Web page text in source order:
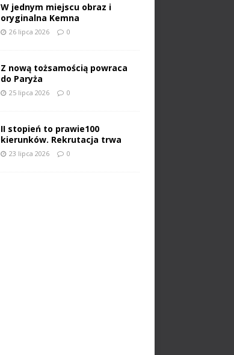
W jednym miejscu obraz i
oryginalna Kemna
26 lipca 2026 0
Z nową tożsamością powraca
do Paryża
25 lipca 2026 0
II stopień to prawie100
kierunków. Rekrutacja trwa
23 lipca 2026 0